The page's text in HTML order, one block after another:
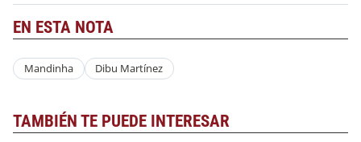
EN ESTA NOTA
Mandinha Dibu Martínez
TAMBIÉN TE PUEDE INTERESAR